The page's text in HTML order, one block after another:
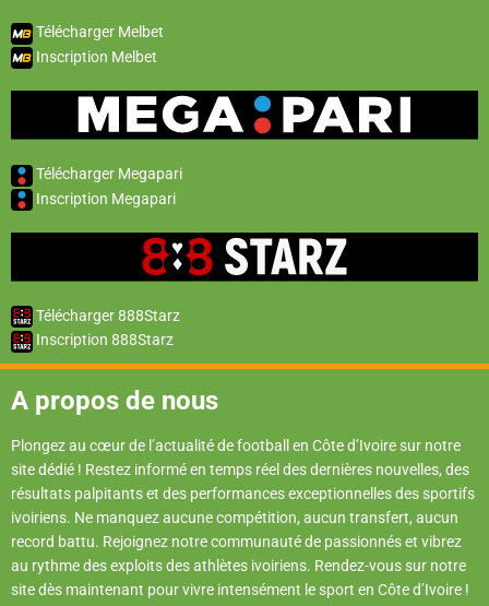
Télécharger Melbet
Inscription Melbet
Télécharger Megapari
Inscription Megapari
Télécharger 888Starz
Inscription 888Starz
A propos de nous
Plongez au cœur de l’actualité de football en Côte d’Ivoire sur notre
site dédié ! Restez informé en temps réel des dernières nouvelles, des
résultats palpitants et des performances exceptionnelles des sportifs
ivoiriens. Ne manquez aucune compétition, aucun transfert, aucun
record battu. Rejoignez notre communauté de passionnés et vibrez
au rythme des exploits des athlètes ivoiriens. Rendez-vous sur notre
site dès maintenant pour vivre intensément le sport en Côte d’Ivoire !